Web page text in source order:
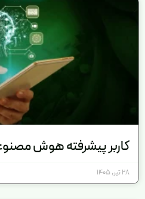
کاربر پیشرفته هوش
28 تیر, 1405